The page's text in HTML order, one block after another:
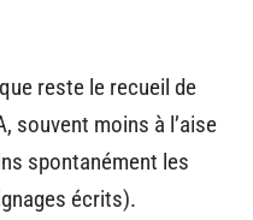
reste le recueil de
souvent moins à l’aise
spontanément les
écrits).